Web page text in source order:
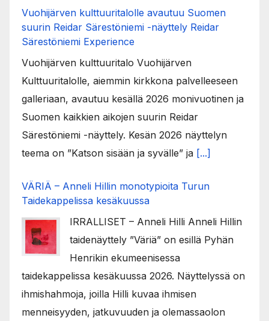
Vuohijärven kulttuuritalolle avautuu Suomen
suurin Reidar Särestöniemi -näyttely Reidar
Särestöniemi Experience
Vuohijärven kulttuuritalo Vuohijärven
Kulttuuritalolle, aiemmin kirkkona palvelleeseen
galleriaan, avautuu kesällä 2026 monivuotinen ja
Suomen kaikkien aikojen suurin Reidar
Särestöniemi -näyttely. Kesän 2026 näyttelyn
teema on ”Katson sisään ja syvälle” ja [...]
VÄRIÄ – Anneli Hillin monotypioita Turun
Taidekappelissa kesäkuussa
IRRALLISET – Anneli Hilli Anneli Hillin
taidenäyttely ”Väriä” on esillä Pyhän
Henrikin ekumeenisessa
taidekappelissa kesäkuussa 2026. Näyttelyssä on
ihmishahmoja, joilla Hilli kuvaa ihmisen
menneisyyden, jatkuvuuden ja olemassaolon